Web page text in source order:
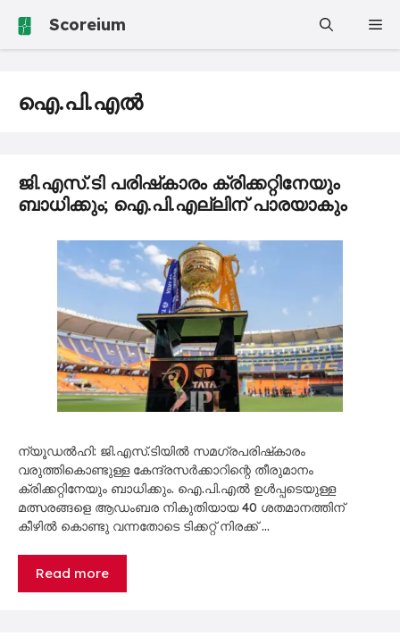
Scoreium
ഐ.പി.എൽ
ജി.എസ്.ടി പരിഷ്‍കാരം ക്രിക്കറ്റിനേയും
ബാധിക്കും; ഐ.പി.എല്ലിന് പാരയാകും
ന്യൂഡൽഹി: ജി.എസ്.ടിയിൽ സമഗ്രപരിഷ്‍കാരം
വരുത്തികൊണ്ടുള്ള കേ​ന്ദ്രസർക്കാറിന്റെ തീരുമാനം
ക്രിക്കറ്റിനേയും ബാധിക്കും. ഐ.പി.എൽ ഉൾപ്പടെയുള്ള
മത്സരങ്ങളെ ആഡംബര നികുതിയായ 40 ശതമാനത്തിന്
കീഴിൽ കൊണ്ടു വന്നതോടെ ടിക്കറ്റ് നിരക്ക് …
Read more